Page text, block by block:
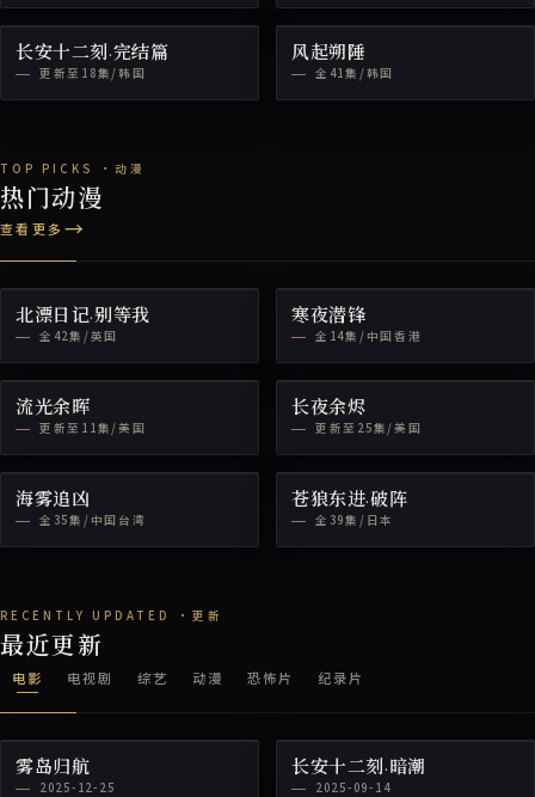
长安十二刻·完结篇
更新至18集/韩国
风起朔陲
全41集/韩国
热门动漫
查看更多
北漂日记·别等我
全42集/英国
寒夜潜锋
全14集/中国香港
流光余晖
更新至11集/美国
长夜余烬
更新至25集/美国
海雾追凶
全35集/中国台湾
苍狼东进·破阵
全39集/日本
最近更新
电影 电视剧 综艺 动漫 恐怖片 纪录片
雾岛归航
2025-12-25
长安十二刻·暗潮
2025-09-14